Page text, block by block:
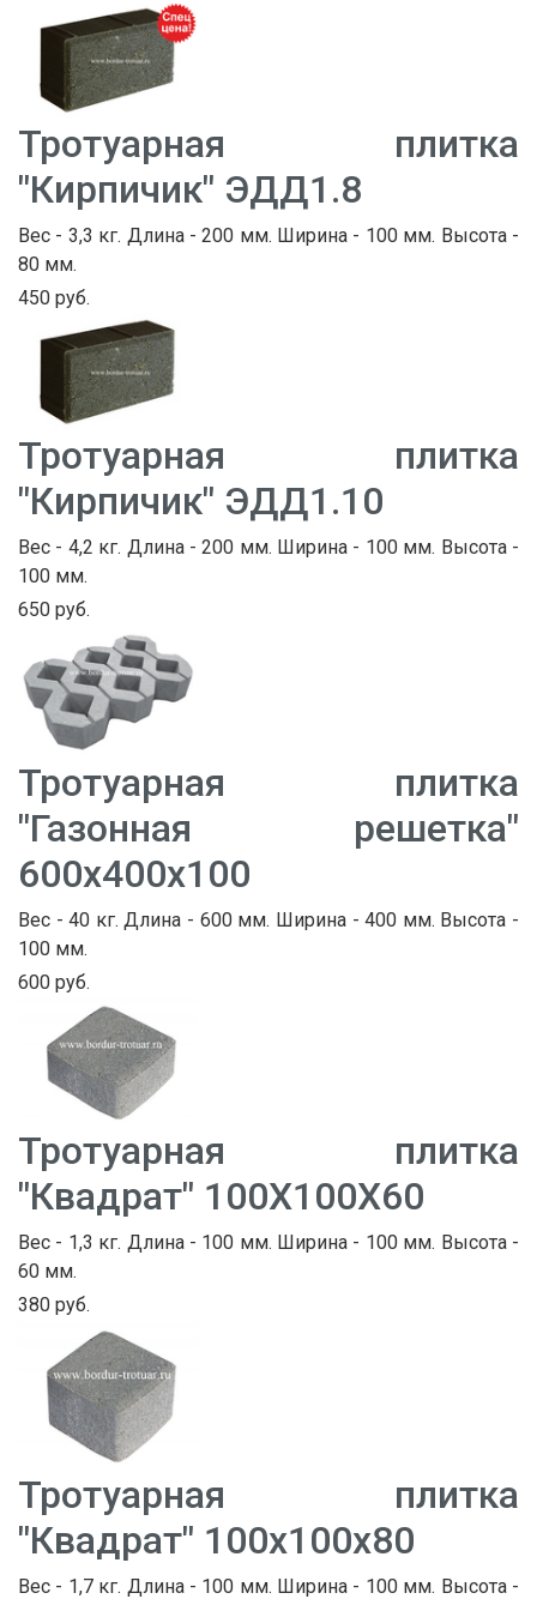
Тротуарная плитка
"Кирпичик" ЭДД1.8
Вес - 3,3 кг. Длина - 200 мм. Ширина - 100 мм. Высота -
80 мм.
450 руб.
Тротуарная плитка
"Кирпичик" ЭДД1.10
Вес - 4,2 кг. Длина - 200 мм. Ширина - 100 мм. Высота -
100 мм.
650 руб.
Тротуарная плитка
"Газонная решетка"
600х400х100
Вес - 40 кг. Длина - 600 мм. Ширина - 400 мм. Высота -
100 мм.
600 руб.
Тротуарная плитка
"Квадрат" 100Х100Х60
Вес - 1,3 кг. Длина - 100 мм. Ширина - 100 мм. Высота -
60 мм.
380 руб.
Тротуарная плитка
"Квадрат" 100х100х80
Вес - 1,7 кг. Длина - 100 мм. Ширина - 100 мм. Высота -